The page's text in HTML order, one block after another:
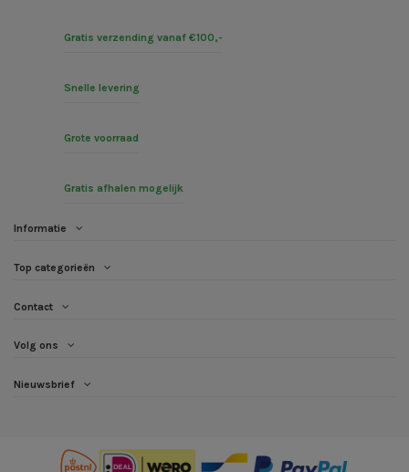
Gratis verzending vanaf €100,-
Snelle levering
Grote voorraad
Gratis afhalen mogelijk
Informatie
Top categorieën
Contact
Volg ons
Nieuwsbrief